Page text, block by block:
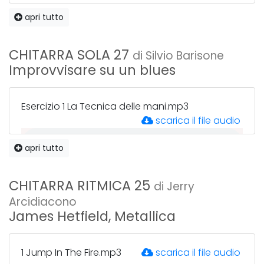
figura cassa 4.mp3 scarica il file audio
groove 1.mp3 scarica il file audio
apri tutto
CHITARRA SOLA 27 di Silvio Barisone
Improvvisare su un blues
Esercizio 1 La Tecnica delle mani.mp3
scarica il file audio
scarica il file audio
Esercizio 3 La Tecnica delle mani.mp3
scarica il file audio
apri tutto
CHITARRA RITMICA 25 di Jerry
Arcidiacono
James Hetfield, Metallica
1 Jump In The Fire.mp3 scarica il file audio